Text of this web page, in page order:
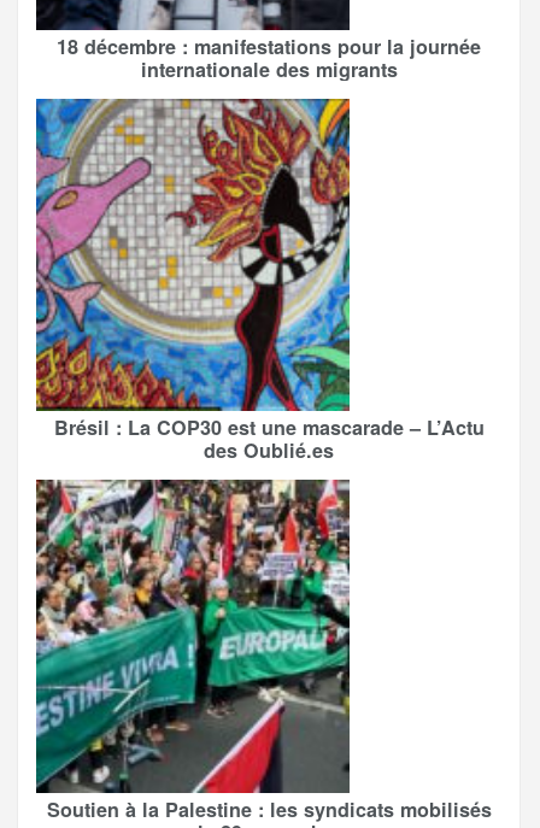
18 décembre : manifestations pour la journée
internationale des migrants
Brésil : La COP30 est une mascarade – L’Actu
des Oublié.es
Soutien à la Palestine : les syndicats mobilisés